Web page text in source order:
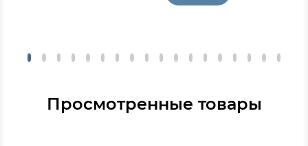
Просмотренные товары